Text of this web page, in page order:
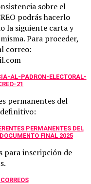
sobre el
podrás hacerlo
la siguiente carta y
Para proceder,
correo:
AL-PADRON-ELECTORAL-
21
permanentes del
PERMANENTES DEL
FINAL 2025
para inscripción de